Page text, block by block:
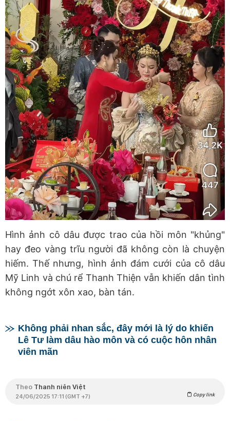
Hình ảnh cô dâu được trao của hồi môn "khủng"
hay đeo vàng trĩu người đã không còn là chuyện
hiếm. Thế nhưng, hình ảnh đám cưới của cô dâu
Mỹ Linh và chú rể Thanh Thiện vẫn khiến dân tình
không ngớt xôn xao, bàn tán.
Không phải nhan sắc, đây mới là lý do khiến
Lê Tư làm dâu hào môn và có cuộc hôn nhân
viên mãn
Theo Thanh niên Việt
24/06/2025 17:11 (GMT +7) Copy link